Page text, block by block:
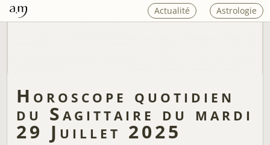
Actualité Astrologie
Horoscope quotidien
du Sagittaire du mardi
29 Juillet 2025